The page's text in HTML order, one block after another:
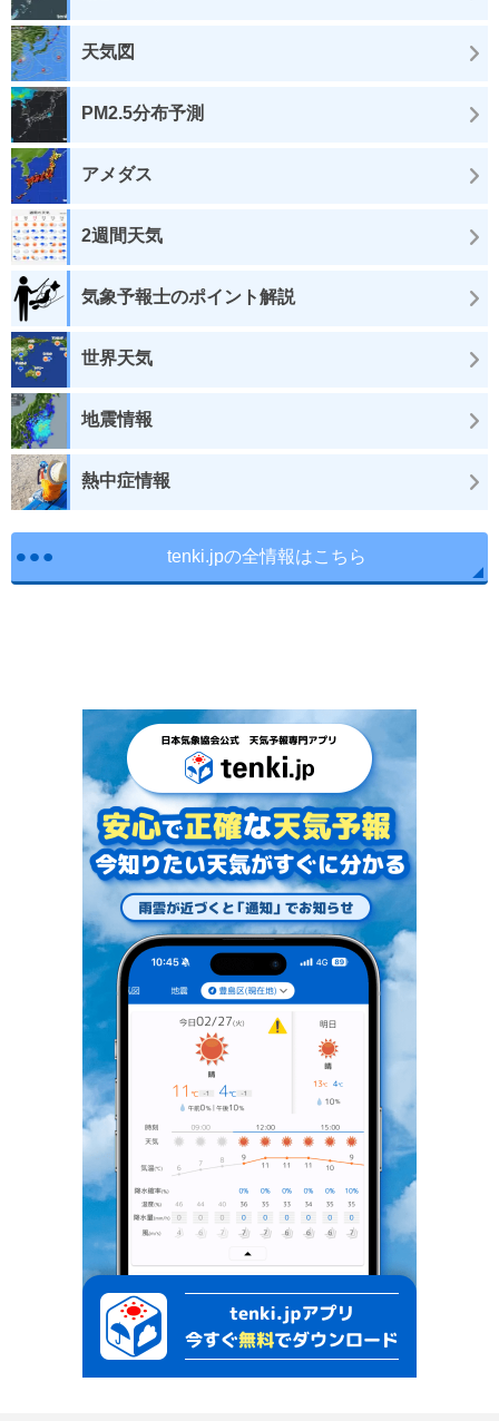
天気図
PM2.5分布予測
アメダス
2週間天気
気象予報士のポイント解説
世界天気
地震情報
熱中症情報
tenki.jpの全情報はこちら